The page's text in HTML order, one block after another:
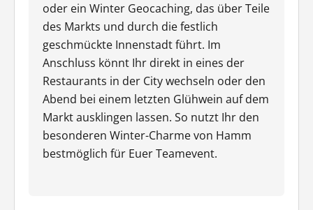
oder ein Winter Geocaching, das über Teile
des Markts und durch die festlich
geschmückte Innenstadt führt. Im
Anschluss könnt Ihr direkt in eines der
Restaurants in der City wechseln oder den
Abend bei einem letzten Glühwein auf dem
Markt ausklingen lassen. So nutzt Ihr den
besonderen Winter-Charme von Hamm
bestmöglich für Euer Teamevent.